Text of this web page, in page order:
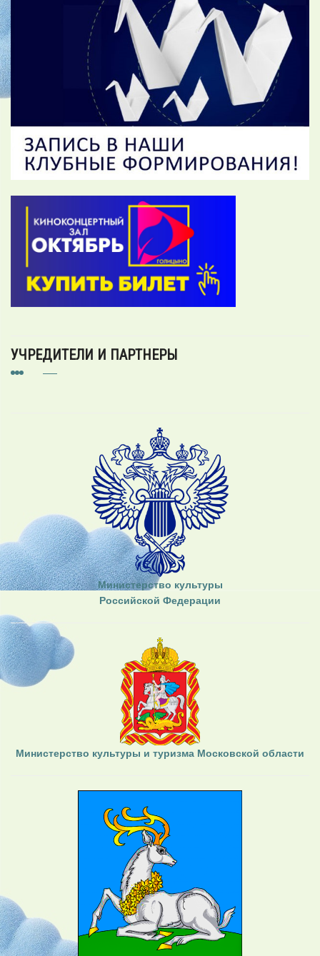
УЧРЕДИТЕЛИ И ПАРТНЕРЫ
Министерство культуры
Российской Федерации
Министерство культуры и туризма Московской области